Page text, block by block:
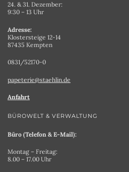
24. & 31. Dezember:
9:30 – 13 Uhr
Adresse:
Klostersteige 12-14
87435 Kempten
0831/52170-0
papeterie@staehlin.de
Anfahrt
BÜROWELT & VERWALTUNG
Büro (Telefon & E-Mail):
Montag – Freitag:
8.00 – 17.00 Uhr